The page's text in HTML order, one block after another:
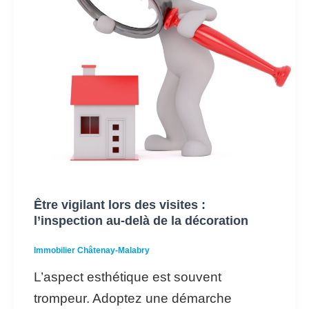
Être vigilant lors des visites :
l’inspection au-delà de la décoration
Immobilier Châtenay-Malabry
L’aspect esthétique est souvent
trompeur. Adoptez une démarche
l’inspection
décoration